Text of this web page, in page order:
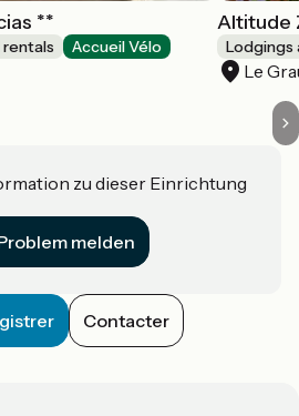
**
rentals Accueil Vélo
Altitude
Lodgings
Le
zu dieser Einrichtung
melden
Contacter